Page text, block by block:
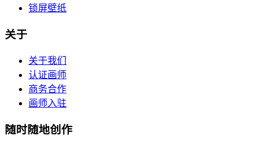
锁屏壁纸
关于
关于我们
认证画师
商务合作
画师入驻
随时随地创作